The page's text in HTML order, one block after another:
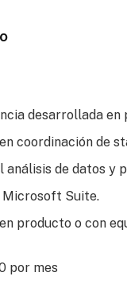
desarrollada en
coordinación de
análisis de datos y
Microsoft Suite.
producto o con
por mes